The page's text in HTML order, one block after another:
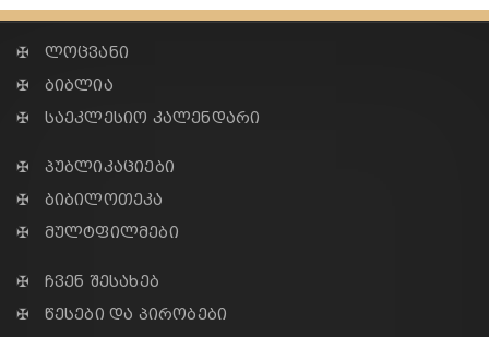
✠ ლოცვანი
✠ ბიბლია
✠ საეკლესიო კალენდარი
✠ პუბლიკაციები
✠ ბიბილოთეკა
✠ მულტფილმები
✠ ჩვენ შესახებ
✠ წესები და პირობები